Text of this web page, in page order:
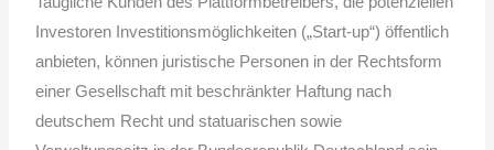
Investoren Investitionsmöglichkeiten („Start-up“) öffentlich
anbieten, können juristische Personen in der Rechtsform
einer Gesellschaft mit beschränkter Haftung nach
deutschem Recht und statuarischen sowie